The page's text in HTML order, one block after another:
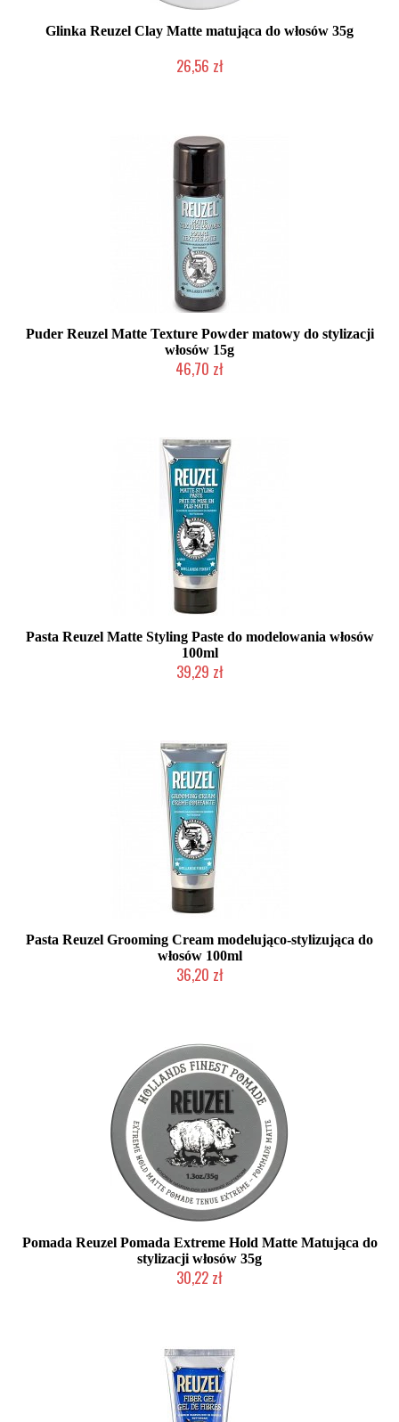
Glinka Reuzel Clay Matte matująca do włosów 35g
26,56 zł
Puder Reuzel Matte Texture Powder matowy do stylizacji
włosów 15g
46,70 zł
Pasta Reuzel Matte Styling Paste do modelowania włosów
100ml
39,29 zł
Pasta Reuzel Grooming Cream modelująco-stylizująca do
włosów 100ml
36,20 zł
Pomada Reuzel Pomada Extreme Hold Matte Matująca do
stylizacji włosów 35g
30,22 zł